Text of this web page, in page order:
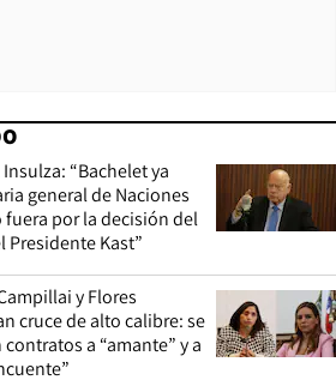
“Bachelet ya
general de Naciones
fuera por la decisión del
Presidente Kast”
y Flores
cruce de alto calibre: se
a “amante” y a